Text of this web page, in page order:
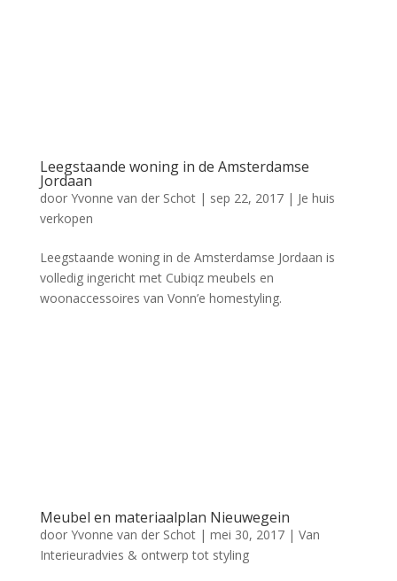
Leegstaande woning in de Amsterdamse
Jordaan
door Yvonne van der Schot| sep 22, 2017| Je huis
verkopen
Leegstaande woning in de Amsterdamse Jordaan is
volledig ingericht met Cubiqz meubels en
woonaccessoires van Vonn’e homestyling.
Meubel en materiaalplan Nieuwegein
door Yvonne van der Schot| mei 30, 2017| Van
Interieuradvies & ontwerp tot styling